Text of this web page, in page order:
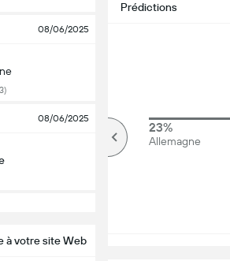
08/06/2025
08/06/2025
à votre site Web
Prédictions
23%
Allemagne
83%